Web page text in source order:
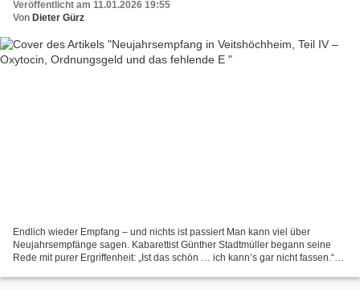
Veröffentlicht am 11.01.2026 19:55
Von Dieter Gürz
Endlich wieder Empfang – und nichts ist passiert Man kann viel über
Neujahrsempfänge sagen. Kabarettist Günther Stadtmüller begann seine
Rede mit purer Ergriffenheit: „Ist das schön … ich kann’s gar nicht fassen.“